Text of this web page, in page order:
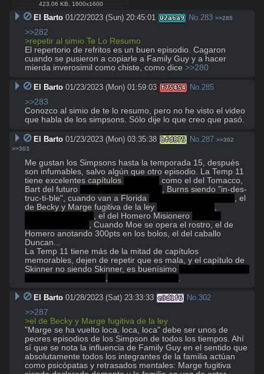
423.06 KB 1600x1600
El Barto 01/22/2023 (Sun) 20:45:01 02a6a9 No.283 >>285
>>282
>repetir al simio Te Lo Resumo
El repertorio de refritos es un buen episodio. Cagaron
cuando se pusieron a copiarle a Family Guy y a hacer
mierda inverosimil como chiste, como dice >>280
El Barto 01/23/2023 (Mon) 01:59:03 f75454 No.285
>>283
Conozco al simio de te lo resumo, pero no he visto el video
que habla de los simpsons. Sólo dije lo que creo que pasó.
El Barto 01/23/2023 (Mon) 03:35:38 bfd875 No.287 >>302
>>303
Me gustan los Simpsons hasta la temporada 15, después
son infumables, salvo algún que otro episodio. La Temp 11
tiene excelentes capítulos
como el del Tomacco,
Bart del futuro
, Burns siendo "in-des-
truc-ti-ble", cuando van a Florida
, el
de Becky y Marge fugitiva de la ley
, el del Homero Misionero
, Cuando Moe se opera el rostro, el de
Homero anotando 300pts en los bolos, el del caballo
Duncan...
La Temp 11 tiene más de la mitad de capítulos
memorables, dejen de repetir que es mala, y el capítulo de
Skinner no siendo Skinner, es buenísimo
, .
El Barto 01/28/2023 (Sat) 23:33:33 e9d1f6 No.302
>>287
>el de Becky y Marge fugitiva de la ley
"Marge se ha vuelto loca, loca, loca" debe ser unos de
peores episodios de los Simpson de todos los tiempos. Ahí
sí que se nota la influencia de Family Guy en el sentido que
absolutamente todos los integrantes de la familia actúan
como psicópatas y retrasados mentales: Marge fugitiva